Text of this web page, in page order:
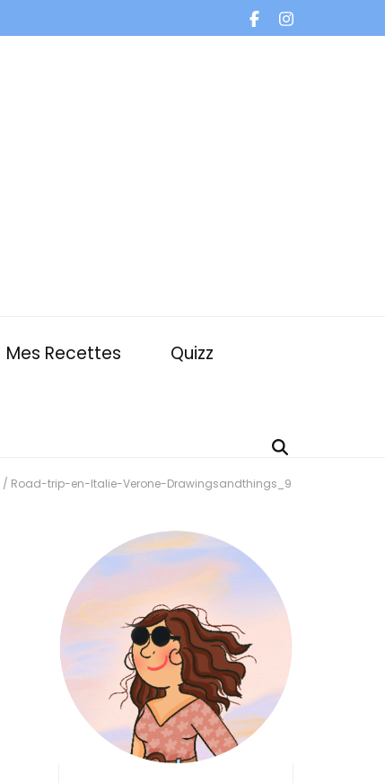
Mes Recettes
Quizz
/ Road-trip-en-Italie-Verone-Drawingsandthings_9